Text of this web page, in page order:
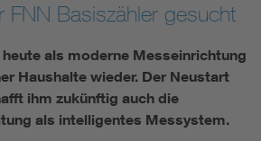
FNN Basiszähler gesucht
als moderne Messeinrichtung
Haushalte wieder. Der Neustart
ihm zukünftig auch die
als intelligentes Messystem.